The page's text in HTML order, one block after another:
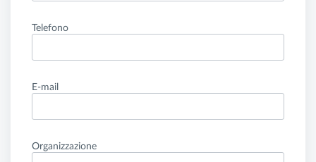
Telefono
E-mail
Organizzazione